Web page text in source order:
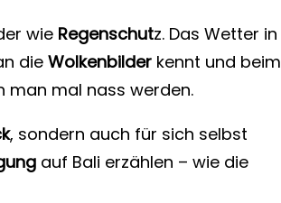
wie Regenschutz. Das Wetter in
dieWolkenbilder kennt und beim
man mal nass werden.
, sondern auch für sich selbst
auf Bali erzählen – wie die